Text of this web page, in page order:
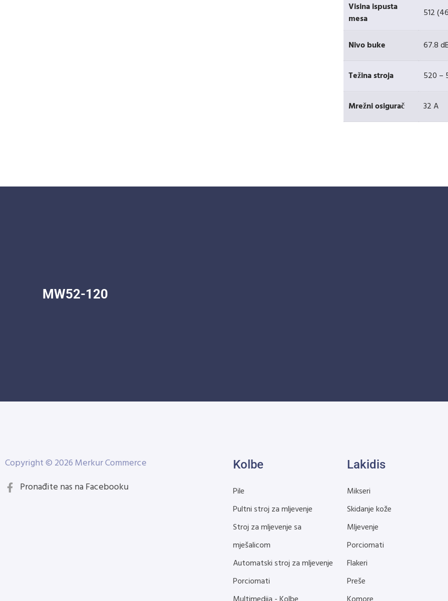
Visina ispusta
mesa
512
Nivo buke 67.8
Težina stroja 520 –
Mrežni osigurač 32 A
MW52-120
Copyright © 2026 Merkur Commerce
Pronađite nas na Facebooku
Kolbe
Pile
Pultni stroj za mljevenje
Stroj za mljevenje sa
mješalicom
Automatski stroj za mljevenje
Porciomati
Lakidis
Mikseri
Skidanje kože
Mljevenje
Porciomati
Flakeri
Preše